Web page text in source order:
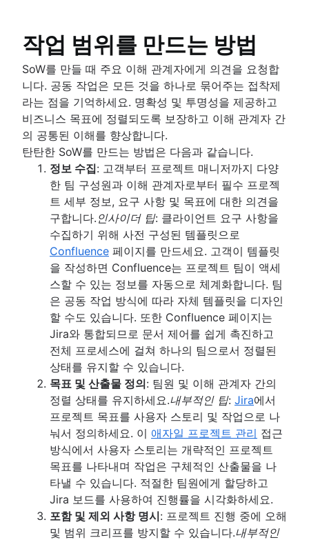
작업 범위를 만드는 방법
SoW를 만들 때 주요 이해 관계자에게 의견을 요청합
니다. 공동 작업은 모든 것을 하나로 묶어주는 접착제
라는 점을 기억하세요. 명확성 및 투명성을 제공하고
비즈니스 목표에 정렬되도록 보장하고 이해 관계자 간
의 공통된 이해를 향상합니다.
탄탄한 SoW를 만드는 방법은 다음과 같습니다.
정보 수집: 고객부터 프로젝트 매니저까지 다양
한 팀 구성원과 이해 관계자로부터 필수 프로젝
트 세부 정보, 요구 사항 및 목표에 대한 의견을
구합니다. 인사이더 팁: 클라이언트 요구 사항을
수집하기 위해 사전 구성된 템플릿으로
Confluence 페이지를 만드세요. 고객이 템플릿
을 작성하면 Confluence는 프로젝트 팀이 액세
스할 수 있는 정보를 자동으로 체계화합니다. 팀
은 공동 작업 방식에 따라 자체 템플릿을 디자인
할 수도 있습니다. 또한 Confluence 페이지는
Jira와 통합되므로 문서 제어를 쉽게 촉진하고
전체 프로세스에 걸쳐 하나의 팀으로서 정렬된
상태를 유지할 수 있습니다.
목표 및 산출물 정의: 팀원 및 이해 관계자 간의
정렬 상태를 유지하세요.내부적인 팁: Jira에서
프로젝트 목표를 사용자 스토리 및 작업으로 나
눠서 정의하세요. 이 애자일 프로젝트 관리 접근
방식에서 사용자 스토리는 개략적인 프로젝트
목표를 나타내며 작업은 구체적인 산출물을 나
타낼 수 있습니다. 적절한 팀원에게 할당하고
Jira 보드를 사용하여 진행률을 시각화하세요.
포함 및 제외 사항 명시: 프로젝트 진행 중에 오해
및 범위 크리프를 방지할 수 있습니다.내부적인